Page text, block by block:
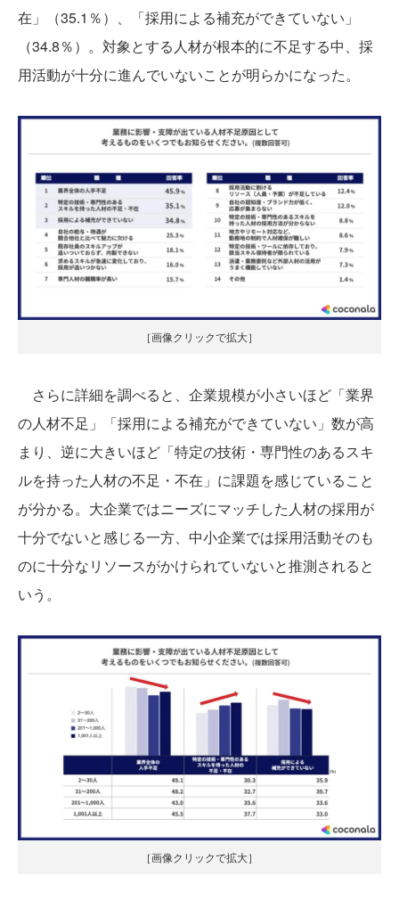
在」（35.1％）、「採用による補充ができていない」
（34.8％）。対象とする人材が根本的に不足する中、採
用活動が十分に進んでいないことが明らかになった。
［画像クリックで拡大］
さらに詳細を調べると、企業規模が小さいほど「業界
の人材不足」「採用による補充ができていない」数が高
まり、逆に大きいほど「特定の技術・専門性のあるスキ
ルを持った人材の不足・不在」に課題を感じていること
が分かる。大企業ではニーズにマッチした人材の採用が
十分でないと感じる一方、中小企業では採用活動そのも
のに十分なリソースがかけられていないと推測されると
いう。
［画像クリックで拡大］